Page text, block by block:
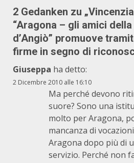
2 Gedanken zu „
“Aragona – gli amici
d’Angiò” promuove
firme in segno di
Giuseppa ha detto:
2 Dicembre 2010 alle 16:10
Ma perché devono
suore? Sono una
molto per Aragona,
mancanza di
Aragona dopo più di
servizio. Perché non